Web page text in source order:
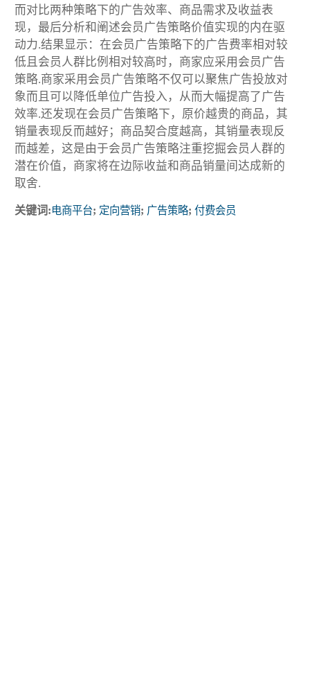
而对比两种策略下的广告效率、商品需求及收益表
现，最后分析和阐述会员广告策略价值实现的内在驱
动力.结果显示：在会员广告策略下的广告费率相对较
低且会员人群比例相对较高时，商家应采用会员广告
策略.商家采用会员广告策略不仅可以聚焦广告投放对
象而且可以降低单位广告投入，从而大幅提高了广告
效率.还发现在会员广告策略下，原价越贵的商品，其
销量表现反而越好；商品契合度越高，其销量表现反
而越差，这是由于会员广告策略注重挖掘会员人群的
潜在价值，商家将在边际收益和商品销量间达成新的
取舍.
关键词:电商平台; 定向营销; 广告策略; 付费会员